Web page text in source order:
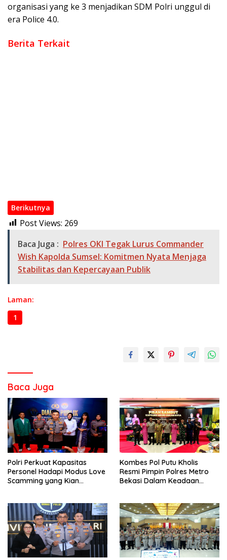
organisasi yang ke 3 menjadikan SDM Polri unggul di
era Police 4.0.
Berita Terkait
Berikutnya
Post Views: 269
Baca Juga : Polres OKI Tegak Lurus Commander
Wish Kapolda Sumsel: Komitmen Nyata Menjaga
Stabilitas dan Kepercayaan Publik
Laman:
1
Baca Juga
Polri Perkuat Kapasitas
Personel Hadapi Modus Love
Scamming yang Kian
Kombes Pol Putu Kholis
Resmi Pimpin Polres Metro
Bekasi Dalam Keadaan